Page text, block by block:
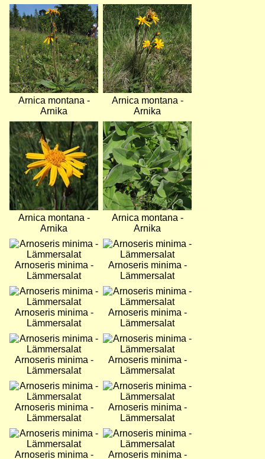
Bild
Arnica montana -
Arnika
Bild
Arnica montana -
Arnika
Bild
Arnica montana -
Arnika
Bild
Arnica montana -
Arnika
Bild
Arnoseris minima -
Lämmersalat
Bild
Arnoseris minima -
Lämmersalat
Bild
Arnoseris minima -
Lämmersalat
Bild
Arnoseris minima -
Lämmersalat
Bild
Arnoseris minima -
Lämmersalat
Bild
Arnoseris minima -
Lämmersalat
Bild
Arnoseris minima -
Lämmersalat
Bild
Arnoseris minima -
Lämmersalat
Bild
Arnoseris minima -
Bild
Arnoseris minima -